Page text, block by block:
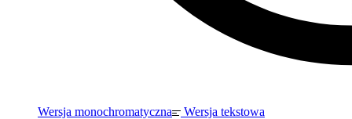
Wersja monochromatyczna Wersja tekstowa